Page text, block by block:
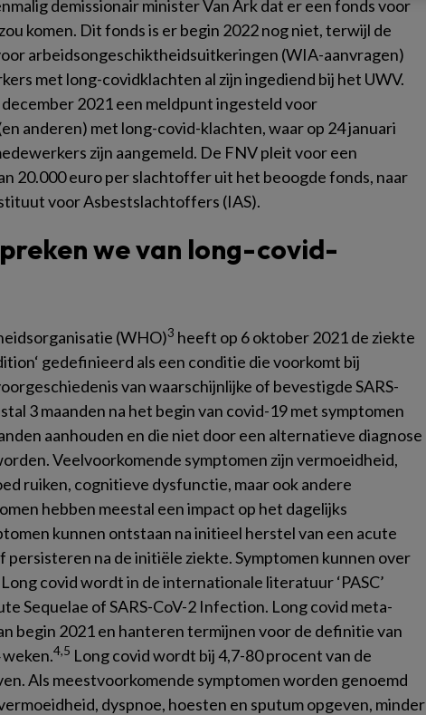
demissionair minister Van Ark dat er een fonds voor
komen. Dit fonds is er begin 2022 nog niet, terwijl de
arbeidsongeschiktheidsuitkeringen (WIA-aanvragen)
met long-covidklachten al zijn ingediend bij het UWV.
2021 een meldpunt ingesteld voor
anderen) met long-covid-klachten, waar op 24 januari
zijn aangemeld. De FNV pleit voor een
20.000 euro per slachtoffer uit het beoogde fonds, naar
voor Asbestslachtoffers (IAS).
we van long-covid-
(WHO)3 heeft op 6 oktober 2021 de ziekte
‘ gedefinieerd als een conditie die voorkomt bij
van waarschijnlijke of bevestigde SARS-
3 maanden na het begin van covid-19 met symptomen
aanhouden en die niet door een alternatieve diagnose
Veelvoorkomende symptomen zijn vermoeidheid,
ruiken, cognitieve dysfunctie, maar ook andere
hebben meestal een impact op het dagelijks
kunnen ontstaan na initieel herstel van een acute
persisteren na de initiële ziekte. Symptomen kunnen over
Long covid wordt in de internationale literatuur ‘PASC’
Sequelae of SARS-CoV-2 Infection. Long covid meta-
begin 2021 en hanteren termijnen voor de definitie van
4,5 Long covid wordt bij 4,7-80 procent van de
Als meestvoorkomende symptomen worden genoemd
dyspnoe, hoesten en sputum opgeven, minder